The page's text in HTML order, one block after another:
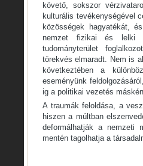
követő, sokszor
kulturális tevékenységével
közösségek hagyatékát,
nemzet fizikai és lelki
tudományterület
törekvés elmaradt. Nem is
következtében a
eseményünk
ig a politikai vezetés
A traumák feloldása, a
hiszen a múltban
deformálhatják a nemzeti
mentén tagolhatja a